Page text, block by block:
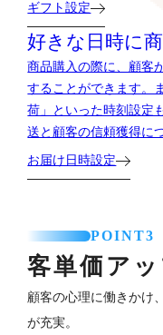
ギフト設定
好きな日時に
商品購入の際に、顧客
することができます。
荷」といった時刻設定
送と顧客の信頼獲得に
お届け日時設定
POINT3
客単価ア
顧客の心理に働きかけ
が充実。